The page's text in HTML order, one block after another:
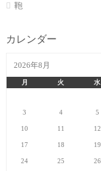
鞄
カレンダー
2026年8月
月 火 水
3 4 5
10 11 12
17 18 19
24 25 26